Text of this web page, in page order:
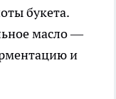
букета.
масло —
и